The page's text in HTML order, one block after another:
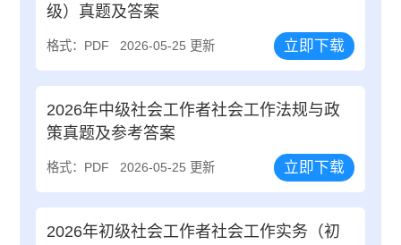
级）真题及答案
格式：PDF 2026-05-25 更新 立即下载
2026年中级社会工作者社会工作法规与政
策真题及参考答案
格式：PDF 2026-05-25 更新 立即下载
2026年初级社会工作者社会工作实务（初